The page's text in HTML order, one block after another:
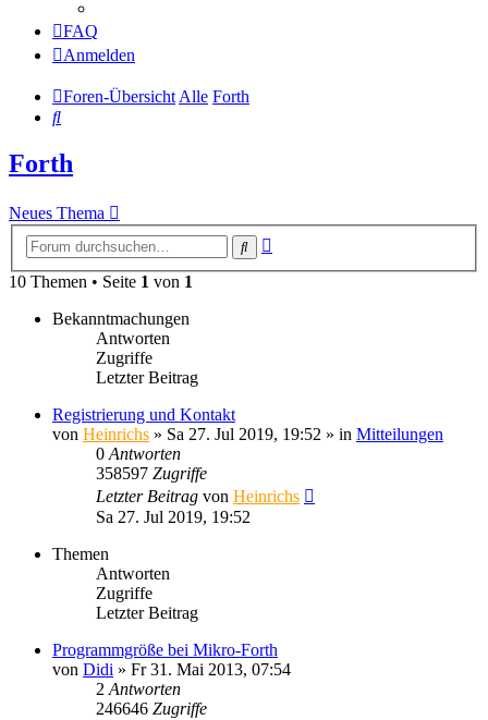
FAQ
Anmelden
Foren-ÜbersichtAlle Forth
Suche
Forth
Neues Thema
Suche
10 Themen • Seite 1 von 1
Bekanntmachungen
Antworten
Zugriffe
Letzter Beitrag
Registrierung und Kontakt
von Heinrichs » Sa 27. Jul 2019, 19:52 » in Mitteilungen
0 Antworten
358597 Zugriffe
Letzter Beitrag von Heinrichs
Sa 27. Jul 2019, 19:52
Themen
Antworten
Zugriffe
Letzter Beitrag
Programmgröße bei Mikro-Forth
von Didi » Fr 31. Mai 2013, 07:54
2 Antworten
246646 Zugriffe